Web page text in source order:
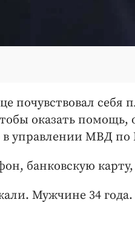
почувствовал себя
оказать помощь,
управлении МВД по
банковскую
Мужчине 34